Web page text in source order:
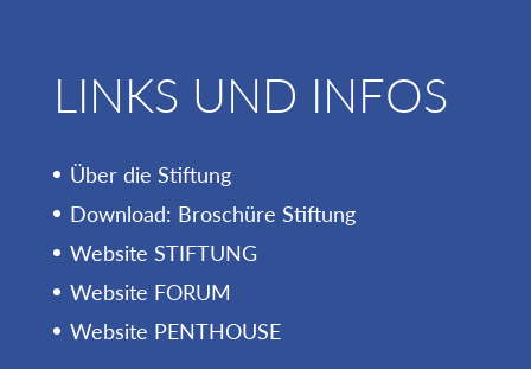
LINKS UND INFOS
Über die Stiftung
Download: Broschüre Stiftung
Website STIFTUNG
Website FORUM
Website PENTHOUSE